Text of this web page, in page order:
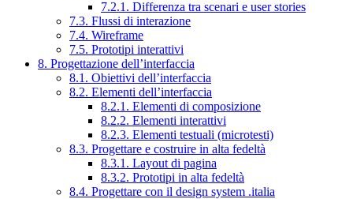
7.2.1. Differenza tra scenari e user stories
7.3. Flussi di interazione
7.4. Wireframe
7.5. Prototipi interattivi
8. Progettazione dell’interfaccia
8.1. Obiettivi dell’interfaccia
8.2. Elementi dell’interfaccia
8.2.1. Elementi di composizione
8.2.2. Elementi interattivi
8.2.3. Elementi testuali (microtesti)
8.3. Progettare e costruire in alta fedeltà
8.3.1. Layout di pagina
8.3.2. Prototipi in alta fedeltà
8.4. Progettare con il design system .italia